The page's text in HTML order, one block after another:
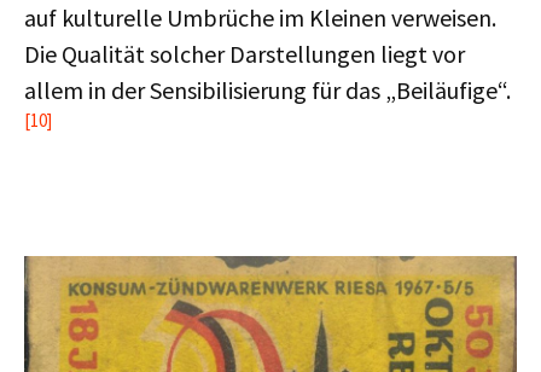
auf kulturelle Umbrüche im Kleinen verweisen.
Die Qualität solcher Darstellungen liegt vor
allem in der Sensibilisierung für das „Beiläufige“.
[10]